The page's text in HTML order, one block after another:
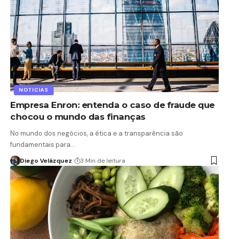
NOTICIAS
Empresa Enron: entenda o caso de fraude que
chocou o mundo das finanças
No mundo dos negócios, a ética e a transparência são
fundamentais para…
Diego Velázquez 3 Min de leitura